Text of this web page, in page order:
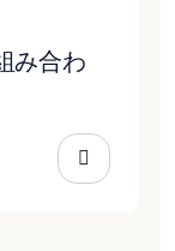
み合わ